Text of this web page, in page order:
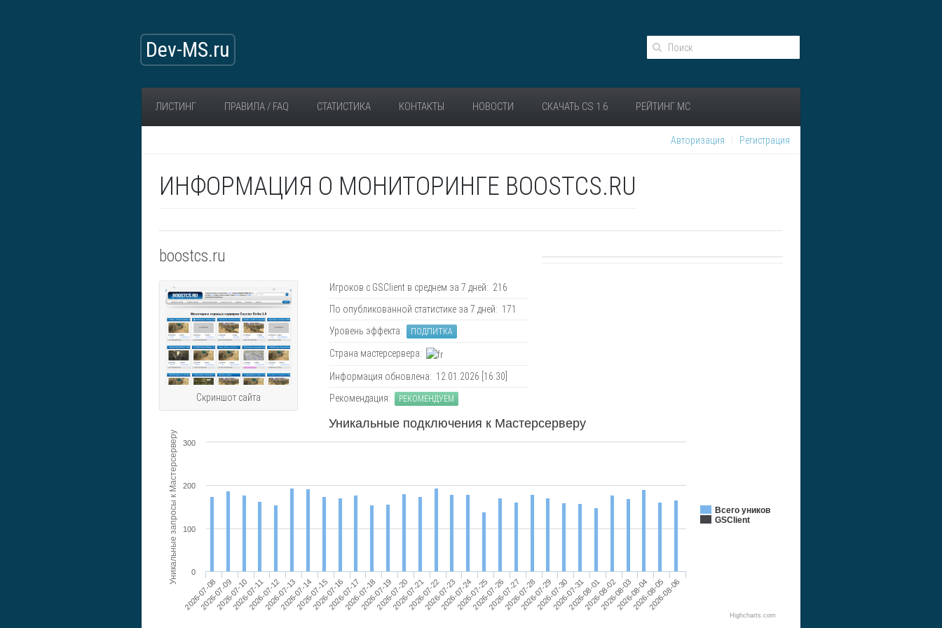
Dev-MS.ru
ЛИСТИНГ ПРАВИЛА / FAQ СТАТИСТИКА КОНТАКТЫ НОВОСТИ СКАЧАТЬ CS 1.6 РЕЙТИНГ МС
Авторизация Регистрация
ИНФОРМАЦИЯ О МОНИТОРИНГЕ BOOSTCS.RU
boostcs.ru
Скриншот сайта
Игроков с GSClient в среднем за 7 дней: 216
По опубликованной статистике за 7 дней: 171
Уровень эффекта:
ПОДПИТКА
Страна мастерсервера:
Информация обновлена: 12.01.2026 [16:30]
Рекомендация:
РЕКОМЕНДУЕМ
Уникальные запросы к Мастерсерверу
Уникальные подключения к Мастерсерверу
Всего уников
GSClient
2026-07-08
2026-07-092026-07-102026-07-112026-07-122026-07-132026-07-142026-07-152026-07-162026-07-172026-07-182026-07-192026-07-202026-07-212026-07-222026-07-232026-07-242026-07-252026-07-262026-07-272026-07-282026-07-292026-07-302026-07-312026-08-012026-08-022026-08-032026-08-042026-08-05
2026-08-06
0
100
200
300
Highcharts.com